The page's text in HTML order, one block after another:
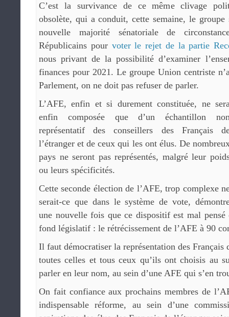
C’est la survivance de ce même clivage
obsolète, qui a conduit, cette semaine, le groupe
nouvelle majorité sénatoriale de
Républicains pour voter le rejet de la partie
nous privant de la possibilité d’examiner
finances pour 2021. Le groupe Union centriste
Parlement, on ne doit pas refuser de parler.
L’AFE, enfin et si durement constituée, ne
enfin composée que d’un échantillon
représentatif des conseillers des Français
l’étranger et de ceux qui les ont élus. De
pays ne seront pas représentés, malgré leur
ou leurs spécificités.
Cette seconde élection de l’AFE, trop complexe
serait-ce que dans le système de vote,
une nouvelle fois que ce dispositif est mal pensé
fond législatif : le rétrécissement de l’AFE à 90
Il faut démocratiser la représentation des Français
toutes celles et tous ceux qu’ils ont choisis au
parler en leur nom, au sein d’une AFE qui s’en
On fait confiance aux prochains membres de
indispensable réforme, au sein d’une